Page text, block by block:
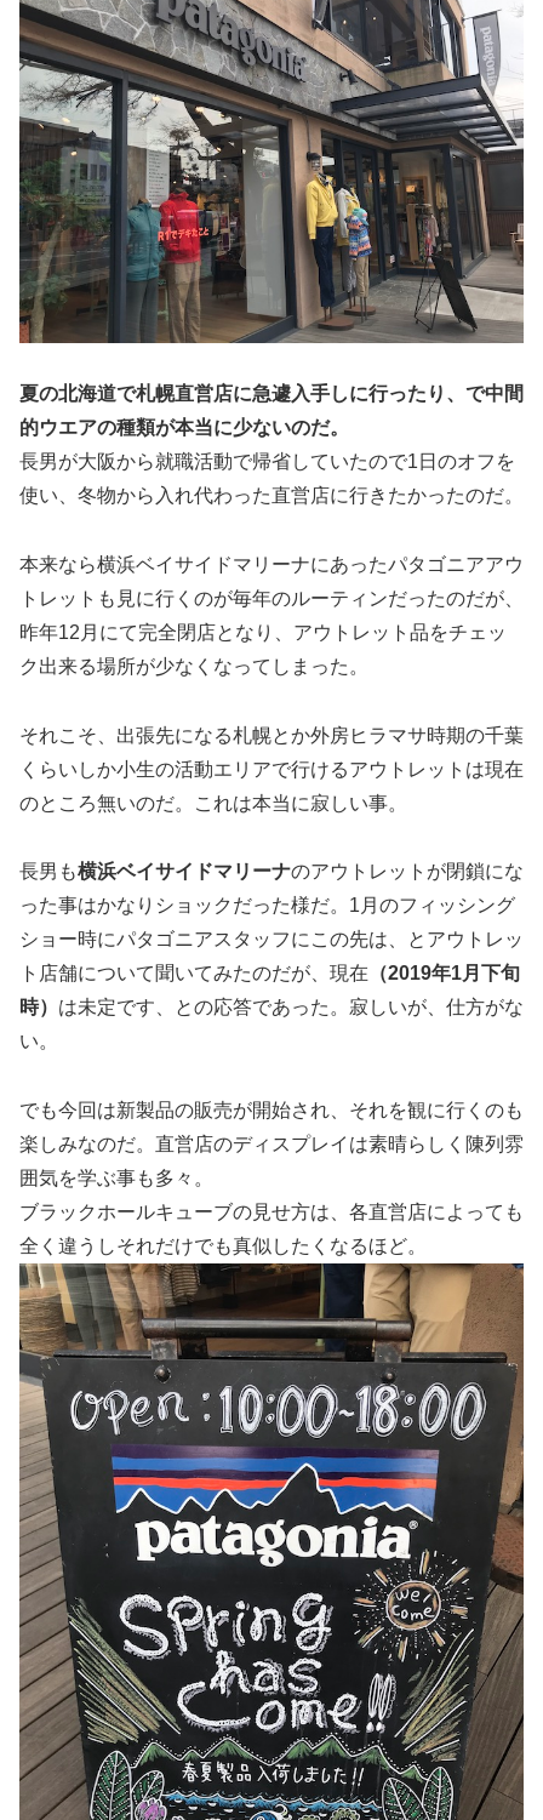
夏の北海道で札幌直営店に急遽入手しに行ったり、で中間
的ウエアの種類が本当に少ないのだ。
長男が大阪から就職活動で帰省していたので1日のオフを
使い、冬物から入れ代わった直営店に行きたかったのだ。
本来なら横浜ベイサイドマリーナにあったパタゴニアアウ
トレットも見に行くのが毎年のルーティンだったのだが、
昨年12月にて完全閉店となり、アウトレット品をチェッ
ク出来る場所が少なくなってしまった。
それこそ、出張先になる札幌とか外房ヒラマサ時期の千葉
くらいしか小生の活動エリアで行けるアウトレットは現在
のところ無いのだ。これは本当に寂しい事。
長男も横浜ベイサイドマリーナのアウトレットが閉鎖にな
った事はかなりショックだった様だ。1月のフィッシング
ショー時にパタゴニアスタッフにこの先は、とアウトレッ
ト店舗について聞いてみたのだが、現在 （2019年1月下旬
時） は未定です、との応答であった。寂しいが、仕方がな
い。
でも今回は新製品の販売が開始され、それを観に行くのも
楽しみなのだ。直営店のディスプレイは素晴らしく陳列雰
囲気を学ぶ事も多々。
ブラックホールキューブの見せ方は、各直営店によっても
全く違うしそれだけでも真似したくなるほど。